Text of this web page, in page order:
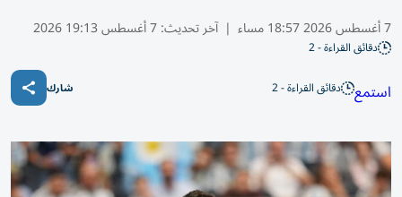
7 أغسطس 2026 18:57 مساء | آخر تحديث:7 أغسطس 19:13 2026
دقائق القراءة - 2
استمع دقائق القراءة - 2 شارك